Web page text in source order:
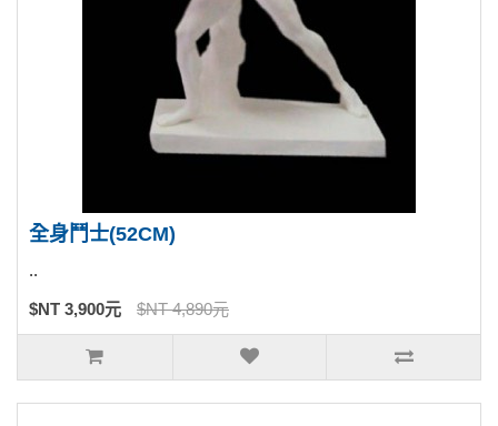
全身鬥士(52CM)
..
$NT 3,900元 $NT 4,890元